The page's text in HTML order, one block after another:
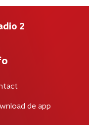
2
de app